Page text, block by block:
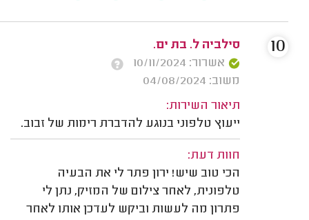
סילביה ל. בת ים.
אשרור: 10/11/2024
משוב: 04/08/2024
תיאור השירות:
ייעוץ טלפוני בנוגע להדברת רימות של זבוב.
חוות דעת:
הכי טוב שיש! ירון פתר לי את הבעיה
טלפונית, לאחר צילום של המזיק, נתן לי
פתרון מה לעשות וביקש לעדכן אותו לאחר
10